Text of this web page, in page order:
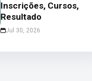
Inscrições, Cursos,
Resultado
Jul 30, 2026